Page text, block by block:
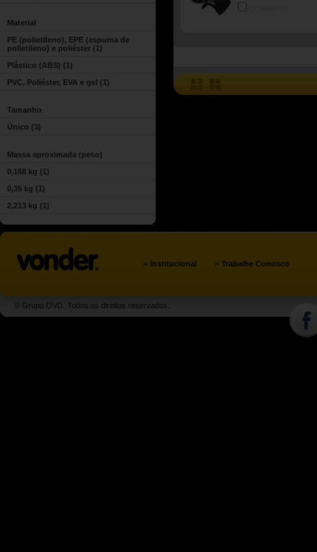
Material
PE (polietileno), EPE (espuma de
polietileno) e poliéster (1)
Plástico (ABS) (1)
PVC, Poliéster, EVA e gel (1)
Tamanho
Único (3)
Massa aproximada (peso)
0,168 kg (1)
0,35 kg (1)
2,213 kg (1)
» Institucional » Trabalhe Conosco
© Grupo OVD. Todos os direitos reservados.